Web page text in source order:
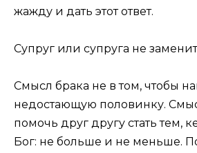
жажду и дать этот ответ.
Супруг или супруга не
Смысл брака не в том, чтобы
недостающую половинку.
помочь друг другу стать тем,
Бог: не больше и не меньше.